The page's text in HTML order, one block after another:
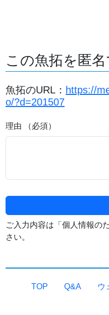
この魚拓を匿
魚拓のURL： https://
o/?d=201507
理由 （必須）
ご入力内容は「個人情報の
さい。
TOP Q&A ウ